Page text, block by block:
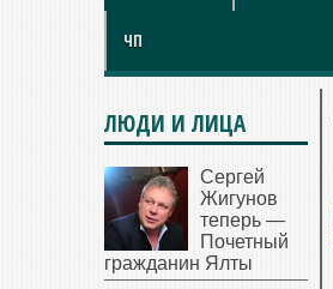
ЧП
ЛЮДИ И ЛИЦА
Сергей
Жигунов
теперь —
Почетный
гражданин Ялты